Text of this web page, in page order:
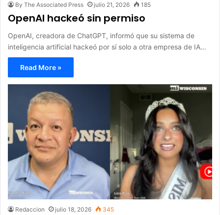
By The Associated Press julio 21, 2026 185
OpenAI hackeó sin permiso
OpenAI, creadora de ChatGPT, informó que su sistema de
inteligencia artificial hackeó por sí solo a otra empresa de IA…
Read More »
Redaccion julio 18, 2026 345